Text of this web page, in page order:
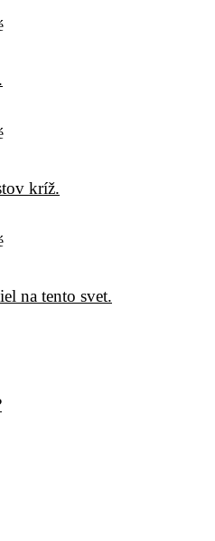
kríž.
na tento svet.